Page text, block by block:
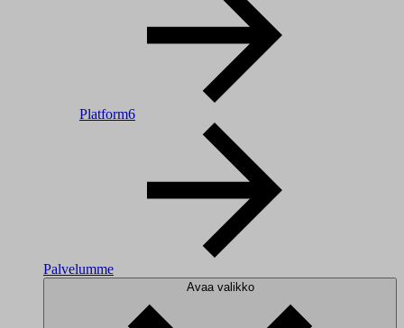
Platform6
Palvelumme
Avaa valikko